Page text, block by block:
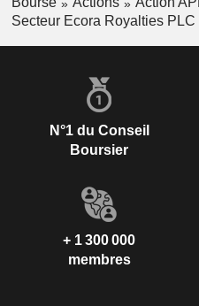
Secteur Ecora Royalties PLC
N°1 du Conseil
Boursier
+ 1 300 000
membres